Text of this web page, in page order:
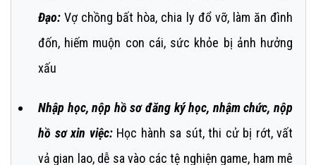
Đạo: Vợ chồng bất hòa, chia ly đổ vỡ, làm ăn đình
đốn, hiếm muộn con cái, sức khỏe bị ảnh hưởng
xấu
Nhập học, nộp hồ sơ đăng ký học, nhậm chức, nộp
hồ sơ xin việc:Học hành sa sút, thi cử bị rớt, vất
vả gian lao, dễ sa vào các tệ nghiện game, ham mê